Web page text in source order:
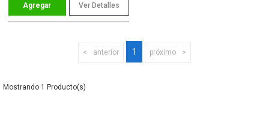
Ver Detalles
anterior 1 próximo
1